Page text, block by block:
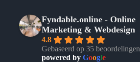
Fyndable.online - Online
Marketing & Webdesign
4.8
Gebaseerd op 35 beoordelingen
powered by Google